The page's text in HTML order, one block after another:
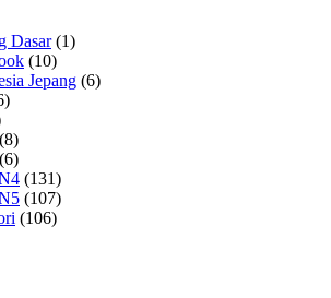
Dasar(1)
(10)
Jepang (6)
(8)
(6)
(131)
(107)
(106)